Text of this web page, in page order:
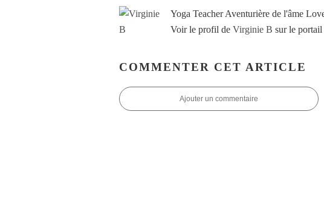
Yoga Teacher Aventurière de l'âme
Voir le profil de Virginie B sur le
COMMENTER CET ARTICLE
Ajouter un commentaire